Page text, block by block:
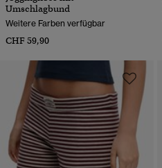
Umschlagbund
Weitere Farben verfügbar
CHF 59,90